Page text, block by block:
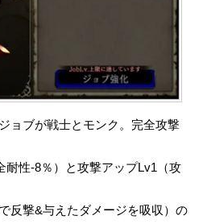
ョブが戦士とモンク。完全攻撃
耐性-8％）と攻撃アップLv1（攻
反撃&与えたダメージを吸収）の